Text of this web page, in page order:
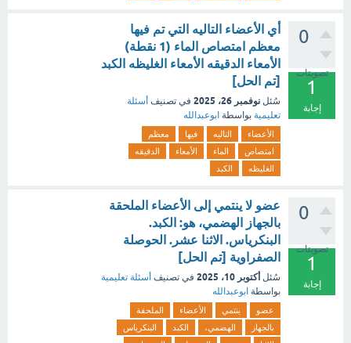
0
تصويتات
1
إجابة
أي الأعضاء التاليه التي تم فيها
معظم امتصاص الماء (1 نقطة)
الأمعاء الدقيقه الأمعاء الغليظه الكبد
[تم الحل]
سُئل نوفمبر 26، 2025 في تصنيف أسئلة
تعليمية بواسطة ابوعبدالله
الأعضاء التاليه فيها
معظم
امتصاص
الماء الأمعاء
الدقيقه
الغليظه
الكبد
0
تصويتات
1
إجابة
عضو لا ينتمي إلى الأعضاء الملحقة
بالجهاز الهضمي، هو: الكبد.
البنكرياس. الاثنا عشر. الحوصلة
الصفراوية [تم الحل]
سُئل أكتوبر 10، 2025 في تصنيف أسئلة تعليمية
بواسطة ابوعبدالله
عضو ينتمي الأعضاء
الملحقة
بالجهاز
الهضمي، الكبد
البنكرياس